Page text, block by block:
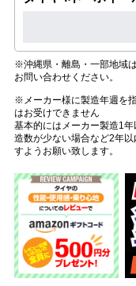
※沖縄県・離島・一部地域
お問い合わせください。
※メーカー様に製造年週を
はお受けできません
基本的にはメーカー製造1
造数が少ない場合など2年
すようお願い致します。